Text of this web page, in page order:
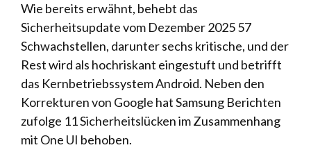
Wie bereits erwähnt, behebt das
Sicherheitsupdate vom Dezember 2025 57
Schwachstellen, darunter sechs kritische, und der
Rest wird als hochriskant eingestuft und betrifft
das Kernbetriebssystem Android. Neben den
Korrekturen von Google hat Samsung Berichten
zufolge 11 Sicherheitslücken im Zusammenhang
mit One UI behoben.